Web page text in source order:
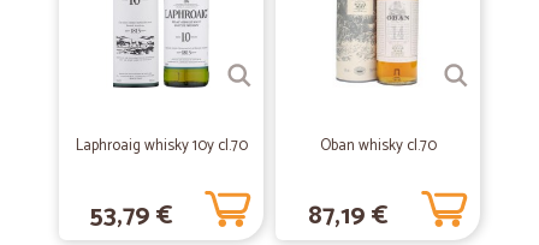
Precisi, puntuali, sufficienti. Che dire di più
— Lara M.
Tutto bene come primo ordine, grazie anche per l'omaggio. UNICO
NEO DOVREBBERO USARE SCATOLE PIU RIGIDE O RINFORZATE
Laphroaig whisky 10y cl.70
53,79 €
Oban whisky cl.70
87,19 €